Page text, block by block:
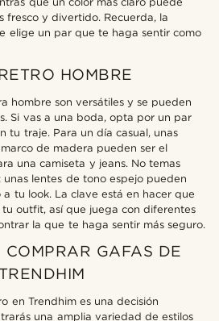
fresco y divertido. Recuerda, la
elige un par que te haga sentir como
HOMBRE
hombre son versátiles y se pueden
Si vas a una boda, opta por un par
tu traje. Para un día casual, unas
de madera pueden ser el
una camiseta y jeans. No temas
lentes de tono espejo pueden
tu look. La clave está en hacer que
outfit, así que juega con diferentes
la que te haga sentir más seguro.
GAFAS DE
en Trendhim es una decisión
una amplia variedad de estilos